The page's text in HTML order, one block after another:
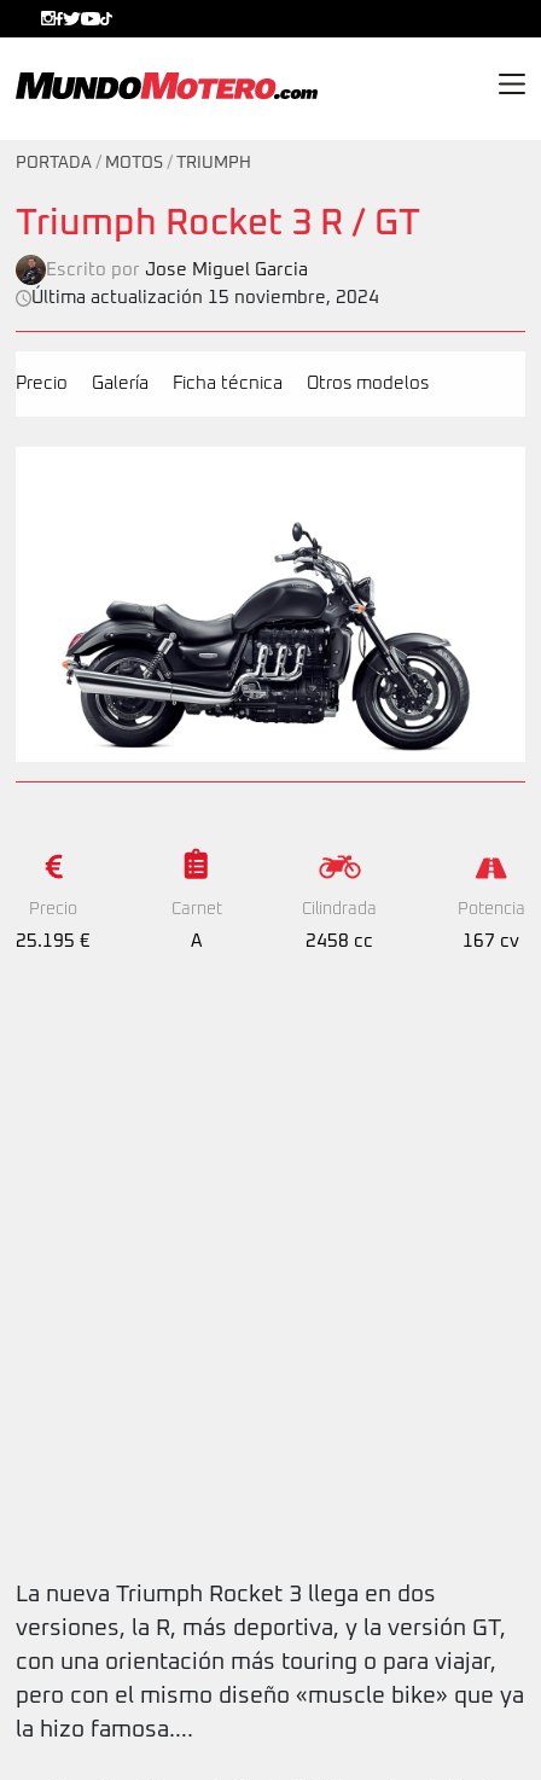
PORTADA / MOTOS / TRIUMPH
Triumph Rocket 3 R / GT
Escrito por Jose Miguel Garcia
Última actualización 15 noviembre, 2024
Precio Galería Ficha técnica Otros modelos
Precio
25.195 €
Carnet
A
Cilindrada
2458 cc
Potencia
167 cv
La nueva Triumph Rocket 3 llega en dos
versiones, la R, más deportiva, y la versión GT,
con una orientación más touring o para viajar,
pero con el mismo diseño «muscle bike» que ya
la hizo famosa….